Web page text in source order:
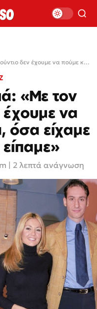
Χριστίνα Παππά: «Με τον Κλαούντιο δεν έχουμε να πούμε και τίποτα, όσα είχαμε να πούμε τα είπαμε»
«Με τον
έχουμε να
όσα είχαμε
| 2 λεπτά ανάγνωση